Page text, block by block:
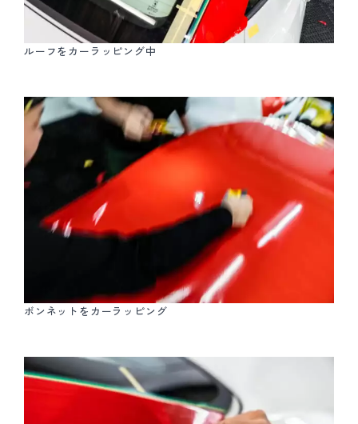
ルーフをカーラッピング中
ボンネットをカーラッピング